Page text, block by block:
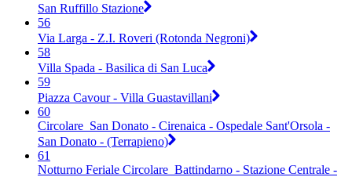
San Ruffillo Stazione
56
Via Larga - Z.I. Roveri (Rotonda Negroni)
58
Villa Spada - Basilica di San Luca
59
Piazza Cavour - Villa Guastavillani
60
Circolare_San Donato - Cirenaica - Ospedale Sant'Orsola -
San Donato - (Terrapieno)
61
Notturno Feriale Circolare_Battindarno - Stazione Centrale -